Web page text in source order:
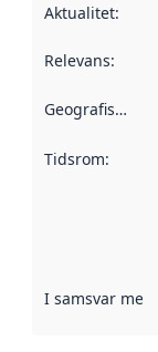
Aktualitet:
Relevans:
Geografisk område
Tidsrom:
I samsvar med